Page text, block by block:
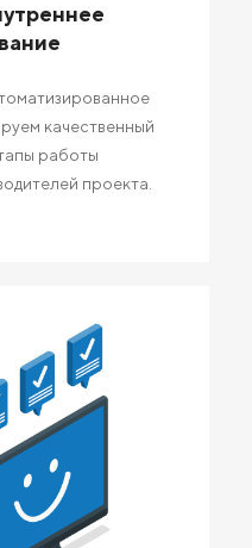
качественный
работы
проекта.